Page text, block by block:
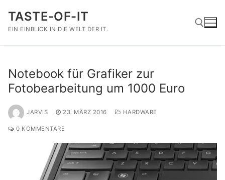
Inhalt
springen
TASTE-OF-IT
EIN EINBLICK IN DIE WELT DER IT.
Notebook für Grafiker zur
Fotobearbeitung um 1000 Euro
JARVIS 23. MÄRZ 2016 HARDWARE
0 KOMMENTARE